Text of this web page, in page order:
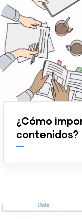
¿Cómo
contenidos?